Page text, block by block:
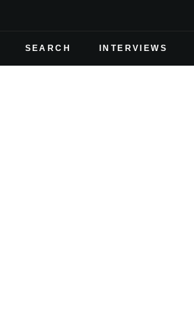
SEARCH INTERVIEWS